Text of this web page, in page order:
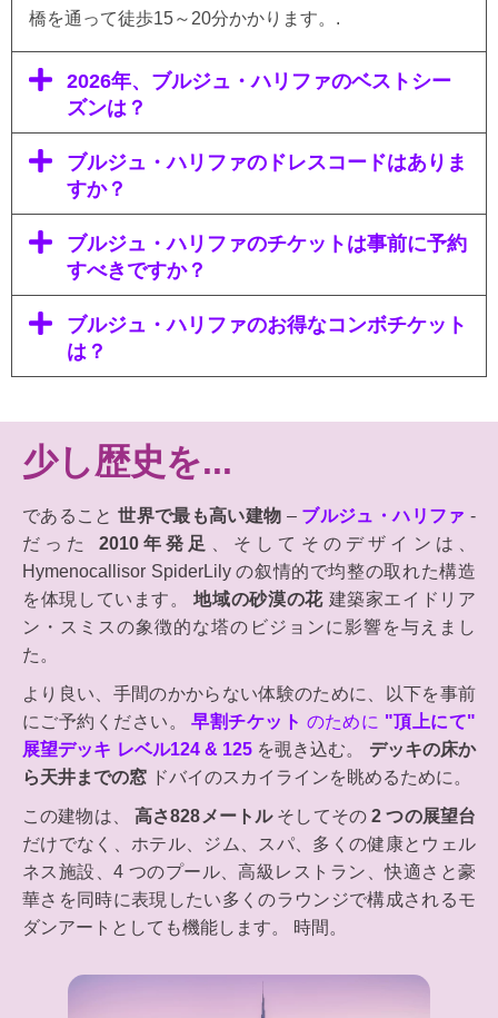
橋を通って徒歩15～20分かかります。.
2026年、ブルジュ・ハリファのベストシー
ズンは？
ブルジュ・ハリファのドレスコードはありま
すか？
ブルジュ・ハリファのチケットは事前に予約
すべきですか？
ブルジュ・ハリファのお得なコンボチケット
は？
少し歴史を...
であること世界で最も高い建物 – ブルジュ・ハリファ -
だった 2010年発足
、そしてそのデザインは、
Hymenocallisor SpiderLily の叙情的で均整の取れた構造
を体現しています。地域の砂漠の花建築家エイドリア
ン・スミスの象徴的な塔のビジョンに影響を与えまし
た。
より良い、手間のかからない体験のために、以下を事前
にご予約ください。早割チケット のために "頂上にて"
展望デッキ レベル124 & 125を覗き込む。 デッキの床か
ら天井までの窓 ドバイのスカイラインを眺めるために。
この建物は、高さ828メートルそしてその2 つの展望台
だけでなく、ホテル、ジム、スパ、多くの健康とウェル
ネス施設、4 つのプール、高級レストラン、快適さと豪
華さを同時に表現したい多くのラウンジで構成されるモ
ダンアートとしても機能します。 時間。